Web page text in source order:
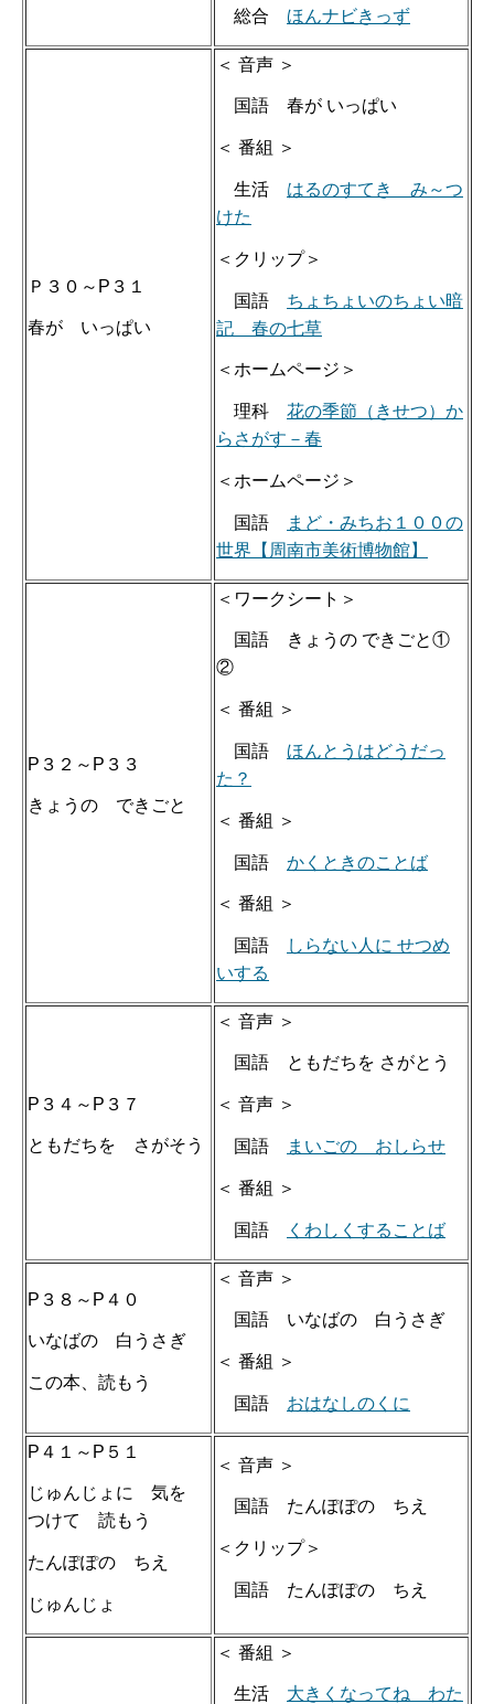
総合 ほんナビきっず
Ｐ３０～P３１
春が いっぱい
＜ 音声 ＞
国語 春が いっぱい
＜ 番組 ＞
生活 はるのすてき み～つ
けた
＜クリップ＞
国語 ちょちょいのちょい暗
記 春の七草
＜ホームページ＞
理科 花の季節（きせつ）か
らさがす－春
＜ホームページ＞
国語
まど・みちお１００の
世界【周南市美術博物館】
P３２～P３３
きょうの できごと
＜ワークシート＞
国語 きょうの できごと①
②
＜ 番組 ＞
国語 ほんとうはどうだっ
た？
＜ 番組 ＞
国語 かくときのことば
＜ 番組 ＞
国語
しらない人に せつめ
いする
P３４～P３７
ともだちを さがそう
＜ 音声 ＞
国語 ともだちを さがとう
＜ 音声 ＞
国語 まいごの おしらせ
＜ 番組 ＞
国語 くわしくすることば
P３８～P４０
いなばの 白うさぎ
この本、読もう
＜ 音声 ＞
国語 いなばの 白うさぎ
＜ 番組 ＞
国語 おはなしのくに
P４１～P５１
じゅんじょに 気を
つけて 読もう
たんぽぽの ちえ
じゅんじょ
＜ 音声 ＞
国語 たんぽぽの ちえ
＜クリップ＞
国語 たんぽぽの ちえ
＜ 番組 ＞
生活 大きくなってね わた